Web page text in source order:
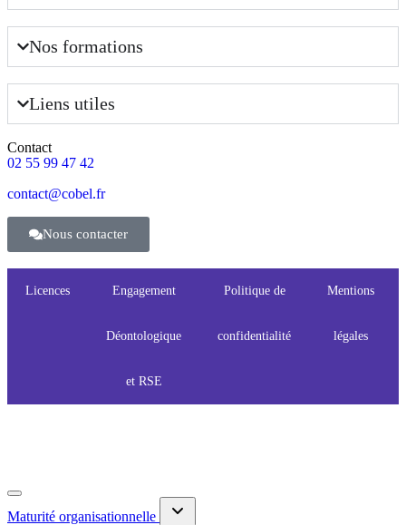
Nos formations
Liens utiles
Contact
02 55 99 47 42
contact@cobel.fr
Nous contacter
Licences Engagement
Déontologique
et RSE
Politique de
confidentialité
Mentions
légales
Maturité organisationnelle